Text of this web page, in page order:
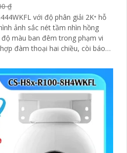
₫
với độ phân giải 2K⁺ hỗ
ảnh sắc nét tầm nhìn hồng
màu ban đêm trong phạm vi
đàm thoại hai chiều, còi báo
chống bụi, nước, đảm bảo hoạt
kiện thời tiết